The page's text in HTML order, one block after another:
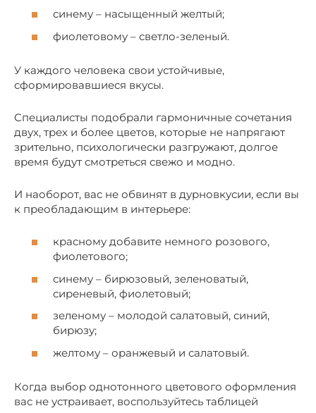
синему – насыщенный желтый;
фиолетовому – светло-зеленый.
У каждого человека свои устойчивые,
сформировавшиеся вкусы.
Специалисты подобрали гармоничные сочетания
двух, трех и более цветов, которые не напрягают
зрительно, психологически разгружают, долгое
время будут смотреться свежо и модно.
И наоборот, вас не обвинят в дурновкусии, если вы
к преобладающим в интерьере:
красному добавите немного розового,
фиолетового;
синему – бирюзовый, зеленоватый,
сиреневый, фиолетовый;
зеленому – молодой салатовый, синий,
бирюзу;
желтому – оранжевый и салатовый.
Когда выбор однотонного цветового оформления
вас не устраивает, воспользуйтесь таблицей